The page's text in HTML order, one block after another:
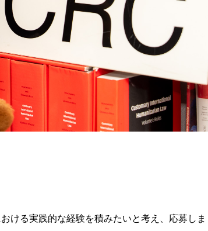
ける実践的な経験を積みたいと考え、応募しま